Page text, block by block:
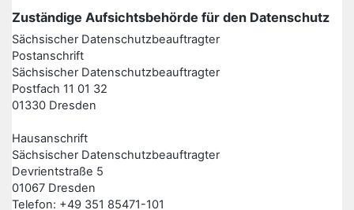
Zuständige Aufsichtsbehörde für den Datenschutz
Sächsischer Datenschutzbeauftragter
Postanschrift
Sächsischer Datenschutzbeauftragter
Postfach 11 01 32
01330 Dresden
Hausanschrift
Sächsischer Datenschutzbeauftragter
Devrientstraße 5
01067 Dresden
Telefon: +49 351 85471-101